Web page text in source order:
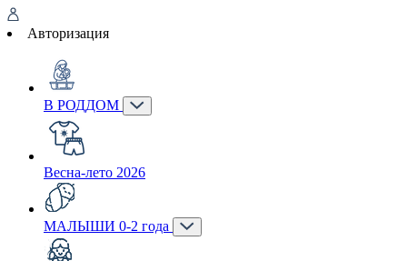
Авторизация
В РОДДОМ
Весна-лето 2026
МАЛЫШИ 0-2 года